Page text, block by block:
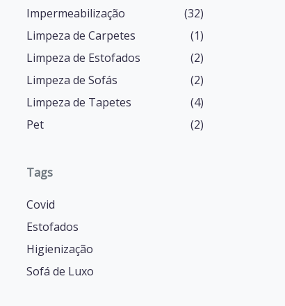
Impermeabilização
(32)
Limpeza de Carpetes
(1)
Limpeza de Estofados
(2)
Limpeza de Sofás
(2)
Limpeza de Tapetes
(4)
Pet
(2)
Tags
Covid
Estofados
Higienização
Sofá de Luxo